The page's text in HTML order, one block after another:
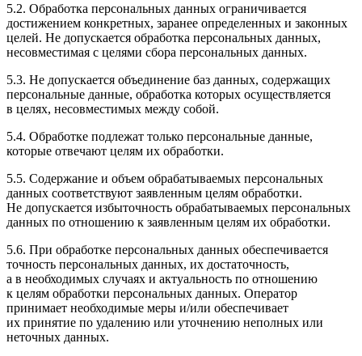
5.2. Обработка персональных данных ограничивается
достижением конкретных, заранее определенных и законных
целей. Не допускается обработка персональных данных,
несовместимая с целями сбора персональных данных.
5.3. Не допускается объединение баз данных, содержащих
персональные данные, обработка которых осуществляется
в целях, несовместимых между собой.
5.4. Обработке подлежат только персональные данные,
которые отвечают целям их обработки.
5.5. Содержание и объем обрабатываемых персональных
данных соответствуют заявленным целям обработки.
Не допускается избыточность обрабатываемых персональных
данных по отношению к заявленным целям их обработки.
5.6. При обработке персональных данных обеспечивается
точность персональных данных, их достаточность,
а в необходимых случаях и актуальность по отношению
к целям обработки персональных данных. Оператор
принимает необходимые меры и/или обеспечивает
их принятие по удалению или уточнению неполных или
неточных данных.